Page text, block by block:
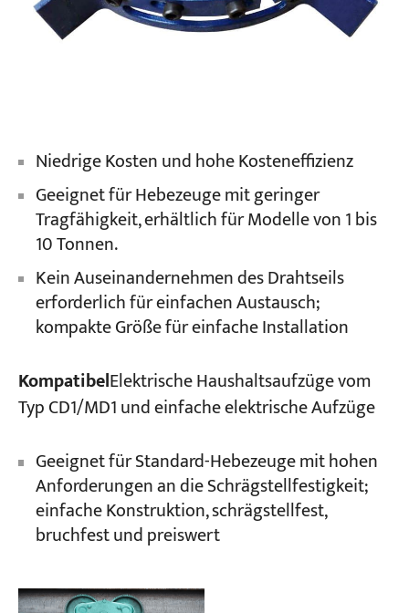
Niedrige Kosten und hohe Kosteneffizienz
Geeignet für Hebezeuge mit geringer
Tragfähigkeit, erhältlich für Modelle von 1 bis
10 Tonnen.
Kein Auseinandernehmen des Drahtseils
erforderlich für einfachen Austausch;
kompakte Größe für einfache Installation
KompatibelElektrische Haushaltsaufzüge vom
Typ CD1/MD1 und einfache elektrische Aufzüge
Geeignet für Standard-Hebezeuge mit hohen
Anforderungen an die Schrägstellfestigkeit;
einfache Konstruktion, schrägstellfest,
bruchfest und preiswert